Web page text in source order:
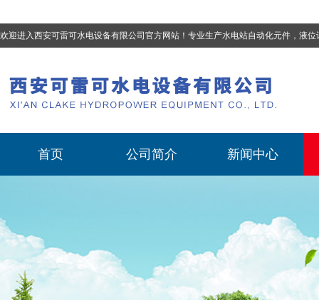
欢迎进入西安可雷可水电设备有限公司官方网站！专业生产水电站自动化元件，液位计、流量计、压力变送器、油混水控制器、温度传感器、电磁阀球阀蝶阀、测速装置、位移
首页 公司简介 新闻中心